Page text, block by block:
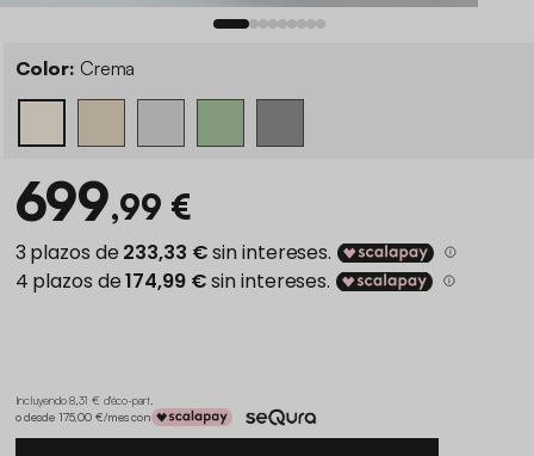
Color: Crema
699,99 €
Incluyendo 8,31 € d'éco-part.
o desde 175,00 €/mes con